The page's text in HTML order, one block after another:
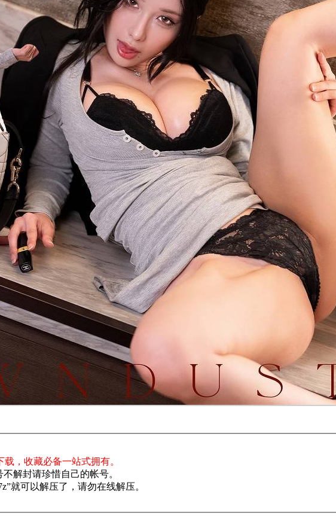
，收藏必备一站式拥有。
解封请珍惜自己的帐号。
就可以解压了，请勿在线解压。